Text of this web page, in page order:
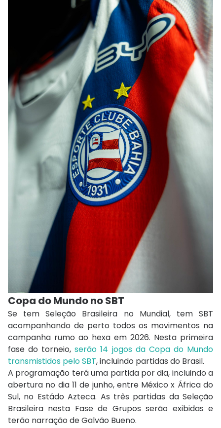
Copa do Mundo no SBT
Se tem Seleção Brasileira no Mundial, tem SBT
acompanhando de perto todos os movimentos na
campanha rumo ao hexa em 2026. Nesta primeira
fase do torneio,serão 14 jogos da Copa do Mundo
transmistidos pelo SBT, incluindo partidas do Brasil.
A programação terá uma partida por dia, incluindo a
abertura no dia 11 de junho, entre México x África do
Sul, no Estádo Azteca. As três partidas da Seleção
Brasileira nesta Fase de Grupos serão exibidas e
terão narração de Galvão Bueno.